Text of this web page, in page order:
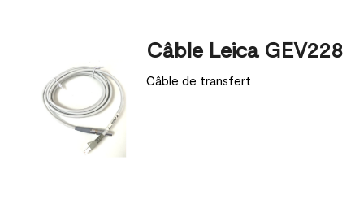
Câble Leica GEV228
Câble de transfert